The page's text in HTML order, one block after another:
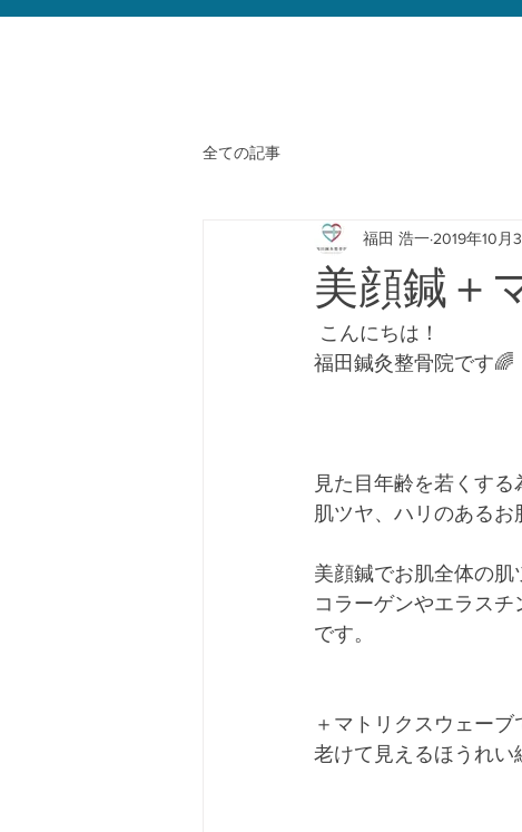
全ての記事
美顔鍼＋
福田 浩一 2019年10月
こんにちは！﻿
福田鍼灸整骨院です🌈﻿
見た目年齢を若くする
肌ツヤ、ハリのあるお
美顔鍼でお肌全体の肌
コラーゲンやエラス
です。﻿
＋マトリクスウェーブ
老けて見えるほうれ